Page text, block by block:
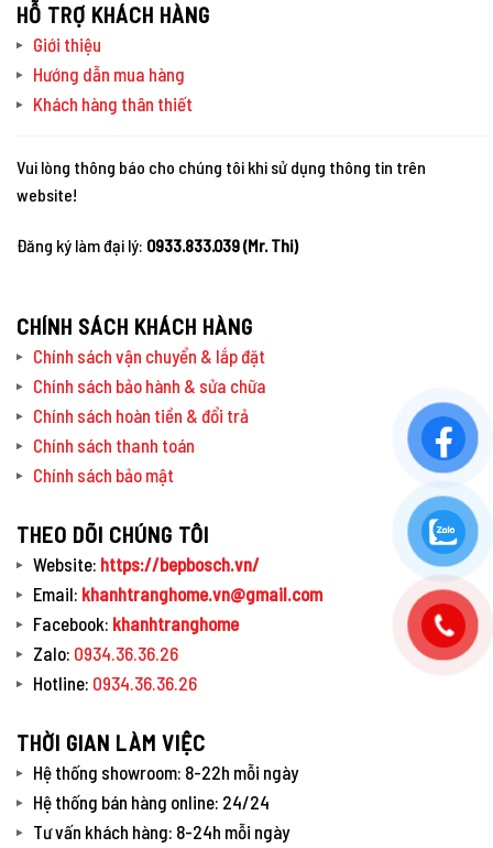
HỖ TRỢ KHÁCH HÀNG
Giới thiệu
Hướng dẫn mua hàng
Khách hàng thân thiết
Vui lòng thông báo cho chúng tôi khi sử dụng thông tin trên
website!
Đăng ký làm đại lý: 0933.833.039 (Mr. Thi)
CHÍNH SÁCH KHÁCH HÀNG
Chính sách vận chuyển & lắp đặt
Chính sách bảo hành & sửa chữa
Chính sách hoàn tiền & đổi trả
Chính sách thanh toán
Chính sách bảo mật
THEO DÕI CHÚNG TÔI
Website: https://bepbosch.vn/
Email: khanhtranghome.vn@gmail.com
Facebook: khanhtranghome
Zalo: 0934.36.36.26
Hotline: 0934.36.36.26
THỜI GIAN LÀM VIỆC
Hệ thống showroom: 8-22h mỗi ngày
Hệ thống bán hàng online: 24/24
Tư vấn khách hàng: 8-24h mỗi ngày